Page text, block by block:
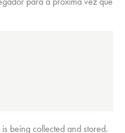
being collected and stored.